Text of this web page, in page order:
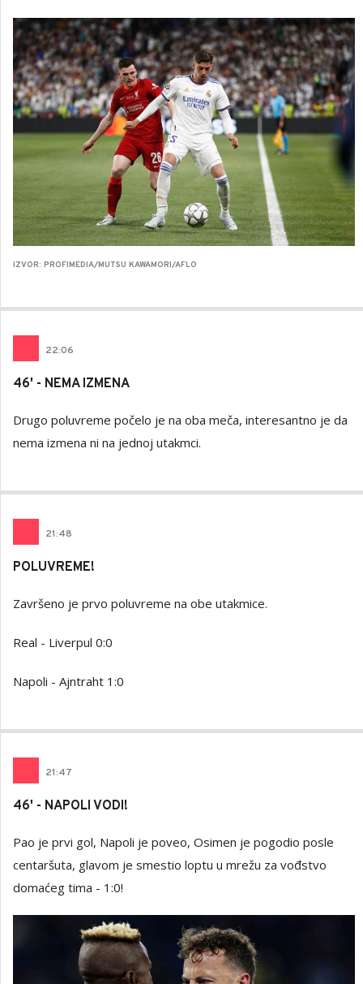
IZVOR: PROFIMEDIA/MUTSU KAWAMORI/AFLO
22:06
46' - NEMA IZMENA
Drugo poluvreme počelo je na oba meča, interesantno je da
nema izmena ni na jednoj utakmci.
21:48
POLUVREME!
Završeno je prvo poluvreme na obe utakmice.
Real - Liverpul 0:0
Napoli - Ajntraht 1:0
21:47
46' - NAPOLI VODI!
Pao je prvi gol, Napoli je poveo, Osimen je pogodio posle
centaršuta, glavom je smestio loptu u mrežu za vođstvo
domaćeg tima - 1:0!